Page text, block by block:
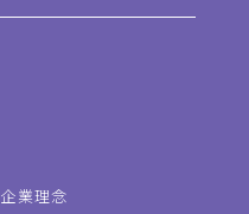
企業理念